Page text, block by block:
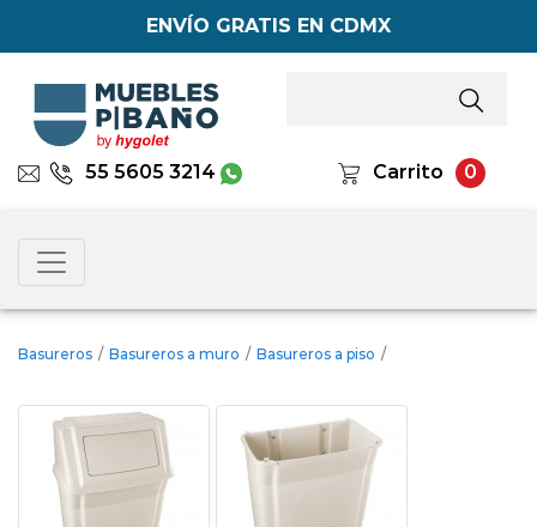
ENVÍO GRATIS EN CDMX
55 5605 3214 Carrito 0
Basureros / Basureros a muro / Basureros a piso /